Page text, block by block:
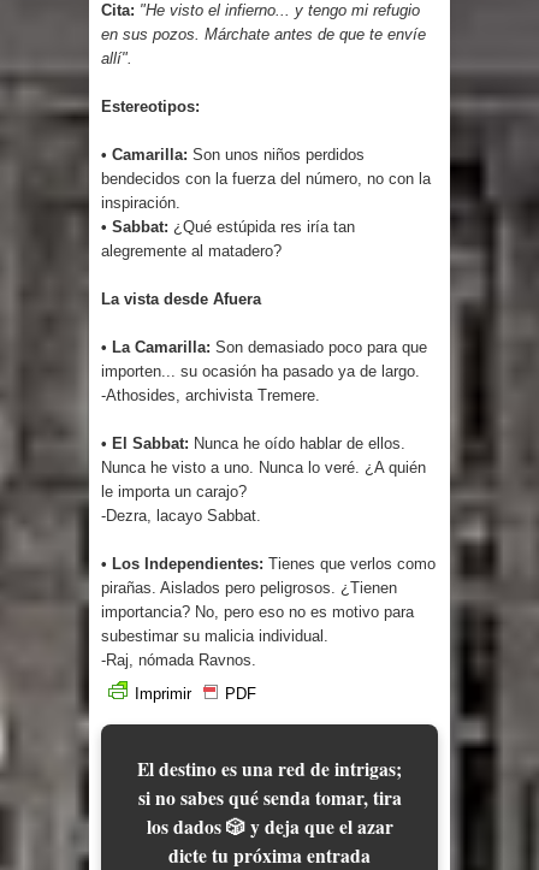
Cita: "He visto el infierno... y tengo mi refugio
en sus pozos. Márchate antes de que te envíe
allí".
Estereotipos:
• Camarilla: Son unos niños perdidos
bendecidos con la fuerza del número, no con la
inspiración.
• Sabbat: ¿Qué estúpida res iría tan
alegremente al matadero?
La vista desde Afuera
• La Camarilla: Son demasiado poco para que
importen... su ocasión ha pasado ya de largo.
-Athosides, archivista Tremere.
• El Sabbat: Nunca he oído hablar de ellos.
Nunca he visto a uno. Nunca lo veré. ¿A quién
le importa un carajo?
-Dezra, lacayo Sabbat.
• Los Independientes: Tienes que verlos como
pirañas. Aislados pero peligrosos. ¿Tienen
importancia? No, pero eso no es motivo para
subestimar su malicia individual.
-Raj, nómada Ravnos.
Imprimir
PDF
El destino es una red de intrigas;
si no sabes qué senda tomar, tira
los dados 🎲 y deja que el azar
dicte tu próxima entrada